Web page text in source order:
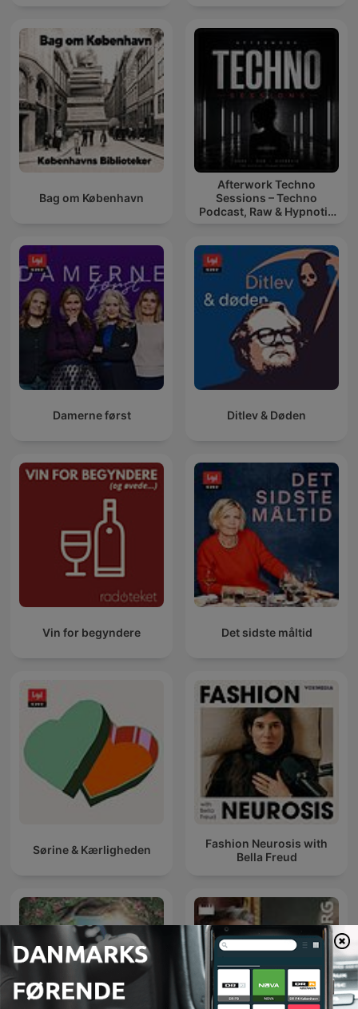
Bag om København
Afterwork Techno
Sessions – Techno
Podcast, Raw & Hypnotic
Damerne først Ditlev & Døden
Vin for begyndere Det sidste måltid
Sørine & Kærligheden
Fashion Neurosis with
Bella Freud